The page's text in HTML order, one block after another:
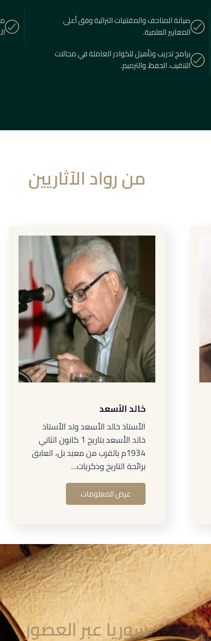
صيانة المتاحف والمقتنيات التراثية وفق أعلى
المعايير العلمية.
برامج تدريب وتأهيل للكوادر العاملة في مجالات
التنقيب، الحفظ، والترميم.
من رواد الآثاريين
خالد الأسعد
الأستاذ خالد الأسعد ولد الأستاذ
خالد الأسعد بتاريخ 1 كانون الثاني
1934م بالقرب من معبد بل، العابق
برائحة التاريخ وذكريات…
عرض المعلومات
سوريا عبر العصور